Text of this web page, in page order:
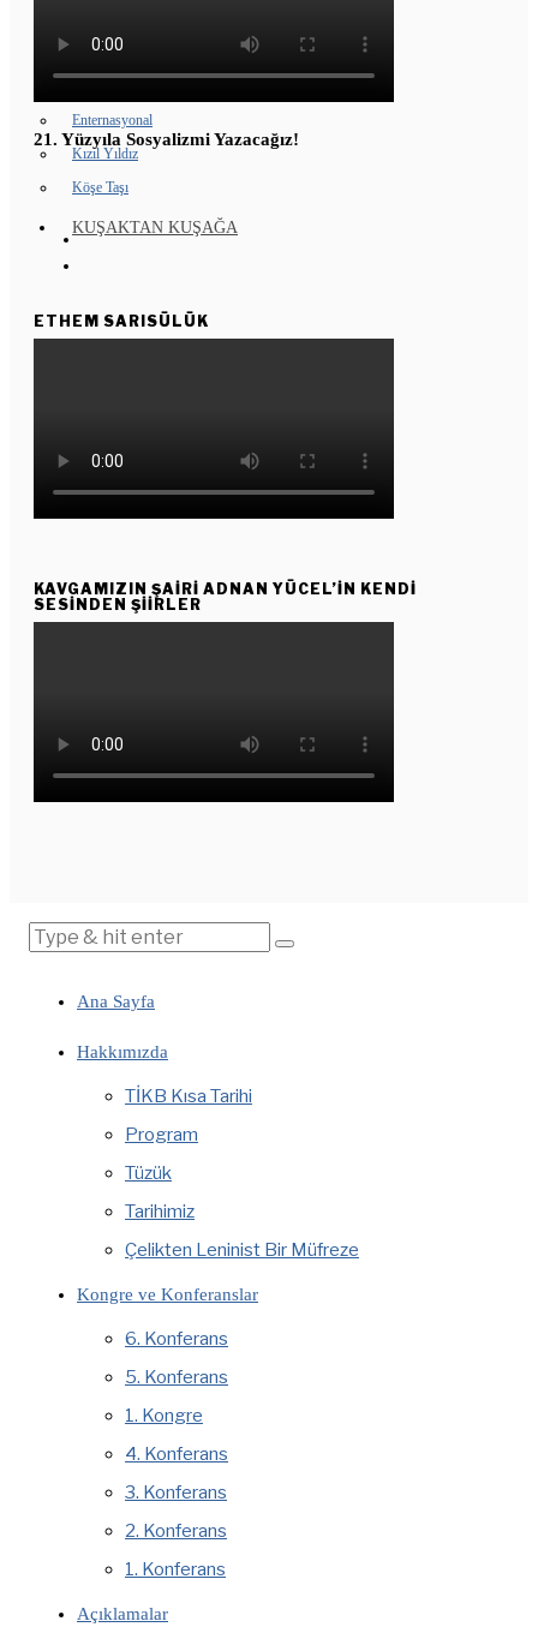
YD ÇALIŞMASI
Enternasyonal
Kızıl Yıldız
Köşe Taşı
KUŞAKTAN KUŞAĞA
21. Yüzyıla Sosyalizmi Yazacağız!
ETHEM SARISÜLÜK
KAVGAMIZIN ŞAIRI ADNAN YÜCEL’IN KENDI
SESINDEN ŞIIRLER
Ana Sayfa
Hakkımızda
TİKB Kısa Tarihi
Program
Tüzük
Tarihimiz
Çelikten Leninist Bir Müfreze
Kongre ve Konferanslar
6. Konferans
5. Konferans
1. Kongre
4. Konferans
3. Konferans
2. Konferans
1. Konferans
Açıklamalar